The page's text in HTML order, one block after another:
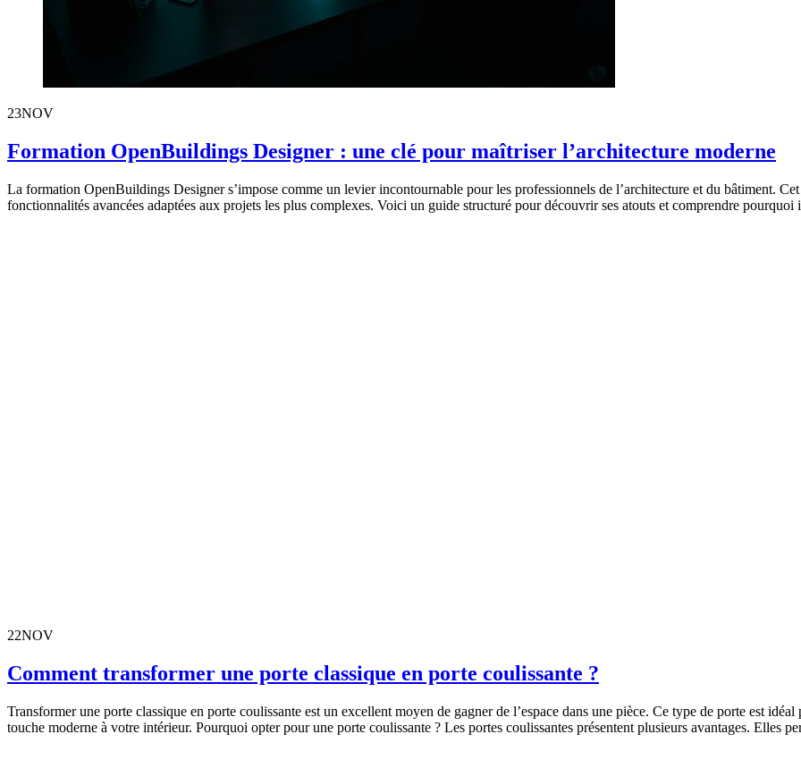
23NOV
Formation OpenBuildings Designer : une clé pour maîtriser l’architecture moderne
La formation OpenBuildings Designer s’impose comme un levier incontournable pour les professionnels de l’architecture et du bâtiment.
fonctionnalités avancées adaptées aux projets les plus complexes. Voici un guide structuré pour découvrir ses atouts et comprendre
22NOV
Comment transformer une porte classique en porte coulissante ?
Transformer une porte classique en porte coulissante est un excellent moyen de gagner de l’espace dans une pièce. Ce type de porte est
touche moderne à votre intérieur. Pourquoi opter pour une porte coulissante ? Les portes coulissantes présentent plusieurs avantages. Elles